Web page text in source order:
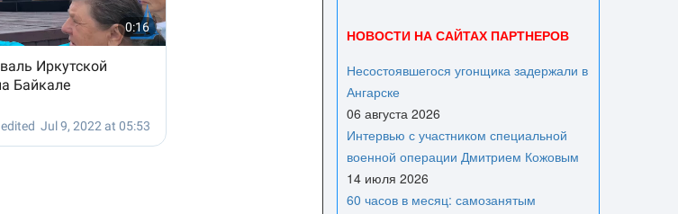
НОВОСТИ НА САЙТАХ ПАРТНЕРОВ
Несостоявшегося угонщика задержали в
Ангарске
06 августа 2026
Интервью с участником специальной
военной операции Дмитрием Кожовым
14 июля 2026
60 часов в месяц: самозанятым